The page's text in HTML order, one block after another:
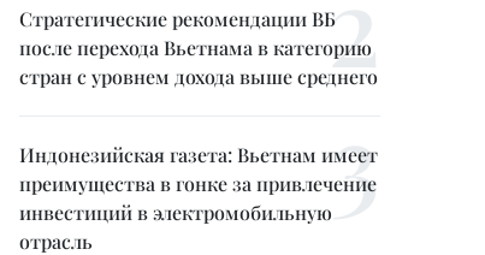
Стратегические рекомендации ВБ
после перехода Вьетнама в категорию
стран с уровнем дохода выше среднего
Индонезийская газета: Вьетнам имеет
преимущества в гонке за привлечение
инвестиций в электромобильную
отрасль